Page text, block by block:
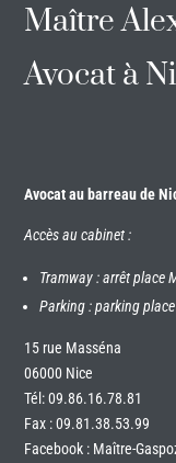
Maître
Avocat à
Avocat au barreau de
Accès au cabinet :
Tramway : arrêt place
Parking : parking
15 rue Masséna
06000 Nice
Tél:09.86.16.78.81
Fax : 09.81.38.53.99
Facebook : Maître-